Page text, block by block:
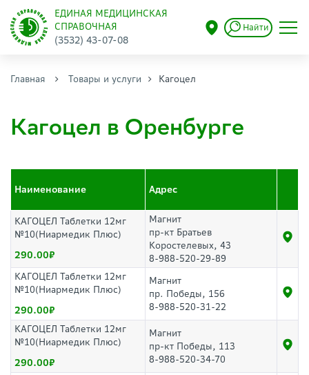
ЕДИНАЯ МЕДИЦИНСКАЯ
СПРАВОЧНАЯ
(3532) 43-07-08
Найти
Главная Товары и услуги Кагоцел
Кагоцел в Оренбурге
Наименование Адрес
КАГОЦЕЛ Таблетки 12мг
№10(Ниармедик Плюс)
290.00
Магнит
пр-кт Братьев
Коростелевых, 43
8-988-520-29-89
КАГОЦЕЛ Таблетки 12мг
№10(Ниармедик Плюс)
290.00
Магнит
пр. Победы, 156
8-988-520-31-22
КАГОЦЕЛ Таблетки 12мг
№10(Ниармедик Плюс)
290.00
Магнит
пр-кт Победы, 113
8-988-520-34-70